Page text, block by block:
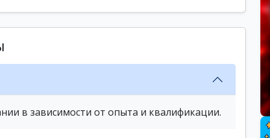
в зависимости от опыта и квалификации.